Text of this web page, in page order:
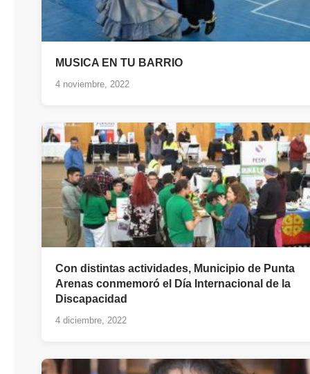
MUSICA EN TU BARRIO
4 noviembre, 2022
Con distintas actividades, Municipio de Punta
Arenas conmemoró el Día Internacional de la
Discapacidad
4 diciembre, 2022